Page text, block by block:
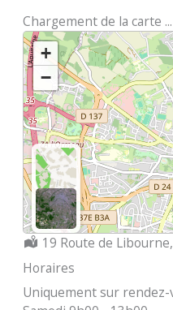
Chargement de la carte ...
+
−
Localisation :
19 Route de
Horaires
Uniquement sur rendez-